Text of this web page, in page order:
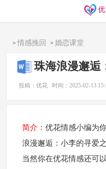
找搭子
>情感挽回 > 婚恋课堂
珠海浪漫邂逅
投稿：优花 时间：2025-02-13
简介： 优花情感小编为
浪漫邂逅：小李的寻爱
当然你在优花情感还可